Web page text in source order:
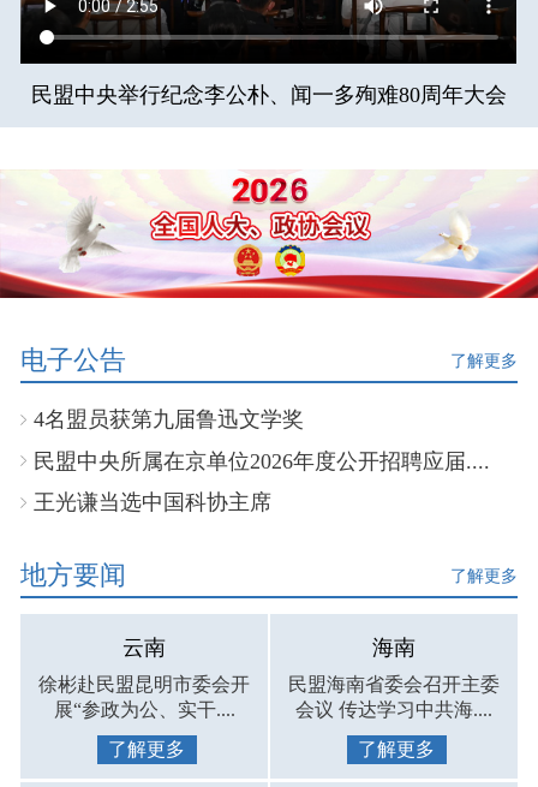
民盟中央举行纪念李公朴、闻一多殉难80周年大会
电子公告 了解更多
4名盟员获第九届鲁迅文学奖
民盟中央所属在京单位2026年度公开招聘应届....
王光谦当选中国科协主席
地方要闻 了解更多
云南
徐彬赴民盟昆明市委会开
展“参政为公、实干....
了解更多
海南
民盟海南省委会召开主委
会议 传达学习中共海....
了解更多